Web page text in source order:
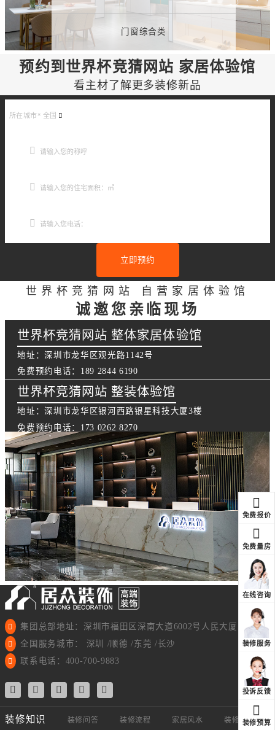
门窗综合类
预约到世界杯竞猜网站 家居体验馆
看主材了解更多装修新品
所在城市* 全国
立即预约
世界杯竞猜网站 自营家居体验馆
诚邀您亲临现场
世界杯竞猜网站 整体家居体验馆
地址：深圳市龙华区观光路1142号
免费预约电话：189 2844 6190
世界杯竞猜网站 整装体验馆
地址：深圳市龙华区银河西路银星科技大厦3楼
免费预约电话：173 0262 8270
免费报价
免费量房
在线咨询
装修服务
投诉反馈
装修预算
集团总部地址：深圳市福田区深南大道6002号人民大厦11楼
全国服务城市： 深圳 /顺德 /东莞 /长沙
联系电话：400-700-9883
装修知识 装修问答 装修流程 家居风水 装修视频